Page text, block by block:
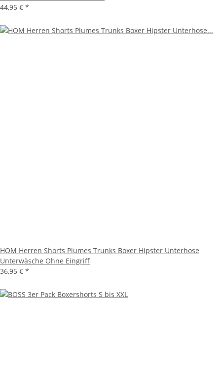
44,95 € *
HOM Herren Shorts Plumes Trunks Boxer Hipster Unterhose
Unterwäsche Ohne Eingriff
36,95 € *